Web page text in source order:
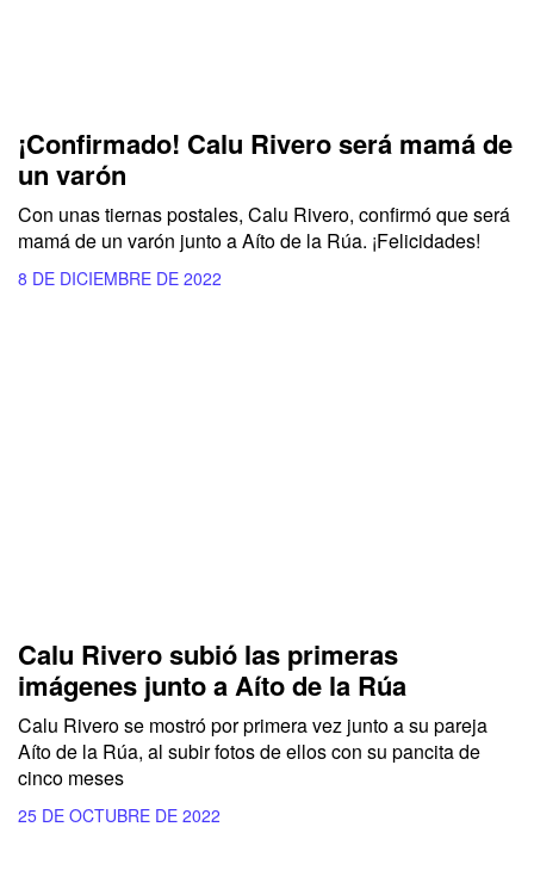
¡Confirmado! Calu Rivero será mamá de
un varón
Con unas tiernas postales, Calu Rivero, confirmó que será
mamá de un varón junto a Aíto de la Rúa. ¡Felicidades!
8 DE DICIEMBRE DE 2022
Calu Rivero subió las primeras
imágenes junto a Aíto de la Rúa
Calu Rivero se mostró por primera vez junto a su pareja
Aíto de la Rúa, al subir fotos de ellos con su pancita de
cinco meses
25 DE OCTUBRE DE 2022